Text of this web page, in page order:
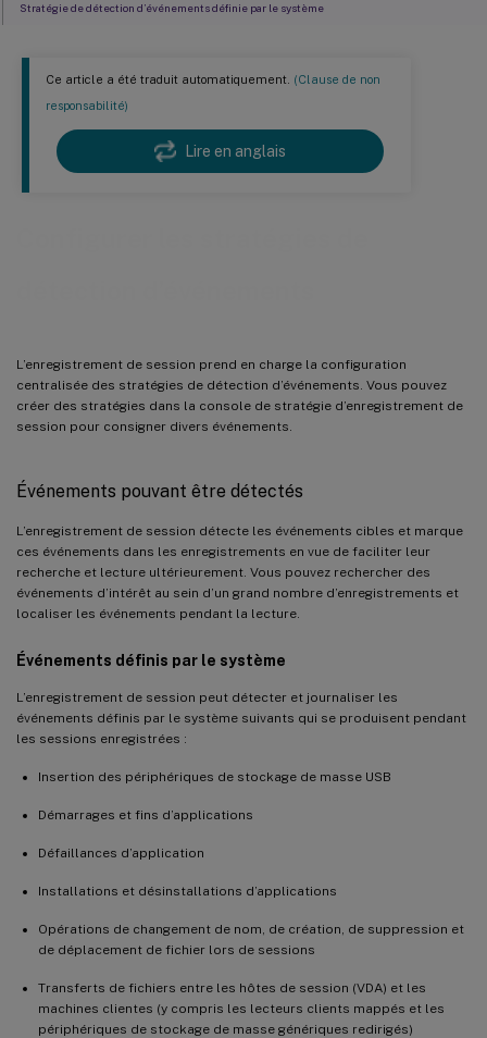
Ce article a été traduit automatiquement. (Clause de non
responsabilité)
Lire en anglais
L’enregistrement de session prend en charge la configuration
centralisée des stratégies de détection d’événements. Vous pouvez
créer des stratégies dans la console de stratégie d’enregistrement de
session pour consigner divers événements.
Événements pouvant être détectés
L’enregistrement de session détecte les événements cibles et marque
ces événements dans les enregistrements en vue de faciliter leur
recherche et lecture ultérieurement. Vous pouvez rechercher des
événements d’intérêt au sein d’un grand nombre d’enregistrements et
localiser les événements pendant la lecture.
Événements définis par le système
L’enregistrement de session peut détecter et journaliser les
événements définis par le système suivants qui se produisent pendant
les sessions enregistrées :
Insertion des périphériques de stockage de masse USB
Démarrages et fins d’applications
Défaillances d’application
Installations et désinstallations d’applications
Opérations de changement de nom, de création, de suppression et
de déplacement de fichier lors de sessions
Transferts de fichiers entre les hôtes de session (VDA) et les
machines clientes (y compris les lecteurs clients mappés et les
périphériques de stockage de masse génériques redirigés)
Stratégie de détection d’événements définie par le système
Considérations
Étapes
Compatibilité avec les configurations de registre